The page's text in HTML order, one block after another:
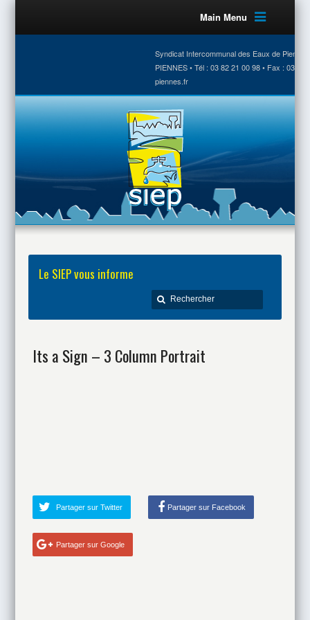
Main Menu
Syndicat Intercommunal des Eaux de
PIENNES • Tél : 03 82 21 00 98 • Fax : 03
piennes.fr
Le SIEP vous informe
Its a Sign – 3 Column Portrait
Partager sur Twitter Partager sur Facebook
Partager sur Google